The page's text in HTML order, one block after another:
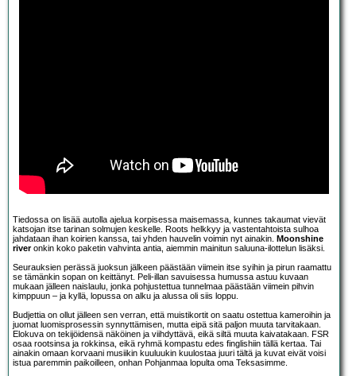
Tiedossa on lisää autolla ajelua korpisessa maisemassa, kunnes takaumat vievät
katsojan itse tarinan solmujen keskelle. Roots helkkyy ja vastentahtoista sulhoa
jahdataan ihan koirien kanssa, tai yhden hauvelin voimin nyt ainakin. Moonshine
riveronkin koko paketin vahvinta antia, aiemmin mainitun saluuna-ilottelun lisäksi.
Seurauksien perässä juoksun jälkeen päästään viimein itse syihin ja pirun raamattu
se tämänkin sopan on keittänyt. Peli-illan savuisessa humussa astuu kuvaan
mukaan jälleen naislaulu, jonka pohjustettua tunnelmaa päästään viimein pihvin
kimppuun – ja kyllä, lopussa on alku ja alussa oli siis loppu.
Budjettia on ollut jälleen sen verran, että muistikortit on saatu ostettua kameroihin ja
juomat luomisprosessin synnyttämisen, mutta eipä sitä paljon muuta tarvitakaan.
Elokuva on tekijöidensä näköinen ja viihdyttävä, eikä siltä muuta kaivatakaan. FSR
osaa rootsinsa ja rokkinsa, eikä ryhmä kompastu edes finglishiin tällä kertaa. Tai
ainakin omaan korvaani musiikin kuuluukin kuulostaa juuri tältä ja kuvat eivät voisi
istua paremmin paikoilleen, onhan Pohjanmaa lopulta oma Teksasimme.